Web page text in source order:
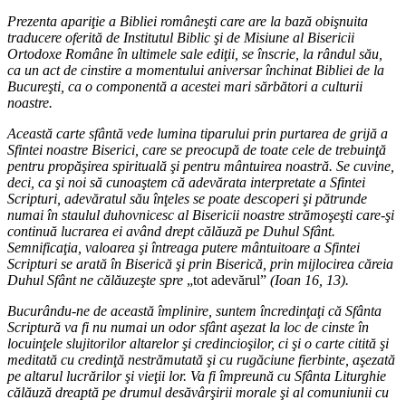
Prezenta apariţie a Bibliei româneşti care are la bază obişnuita
traducere oferită de Institutul Biblic şi de Misiune al Bisericii
Ortodoxe Române în ultimele sale ediţii, se înscrie, la rândul său,
ca un act de cinstire a momentului aniversar închinat Bibliei de la
Bucureşti, ca o componentă a acestei mari sărbători a culturii
noastre.
Această carte sfântă vede lumina tiparului prin purtarea de grijă a
Sfintei noastre Biserici, care se preocupă de toate cele de trebuinţă
pentru propăşirea spirituală şi pentru mântuirea noastră. Se cuvine,
deci, ca şi noi să cunoaştem că adevărata interpretate a Sfintei
Scripturi, adevăratul său înţeles se poate descoperi şi pătrunde
numai în staulul duhovnicesc al Bisericii noastre strămoşeşti care-şi
continuă lucrarea ei având drept călăuză pe Duhul Sfânt.
Semnificaţia, valoarea şi întreaga putere mântuitoare a Sfintei
Scripturi se arată în Biserică şi prin Biserică, prin mijlocirea căreia
Duhul Sfânt ne călăuzeşte spre „tot adevărul” (Ioan 16, 13).
Bucurându-ne de această împlinire, suntem încredinţaţi că Sfânta
Scriptură va fi nu numai un odor sfânt aşezat la loc de cinste în
locuinţele slujitorilor altarelor şi credincioşilor, ci şi o carte citită şi
meditată cu credinţă nestrămutată şi cu rugăciune fierbinte, aşezată
pe altarul lucrărilor şi vieţii lor. Va fi împreună cu Sfânta Liturghie
călăuză dreaptă pe drumul desăvârşirii morale şi al comuniunii cu